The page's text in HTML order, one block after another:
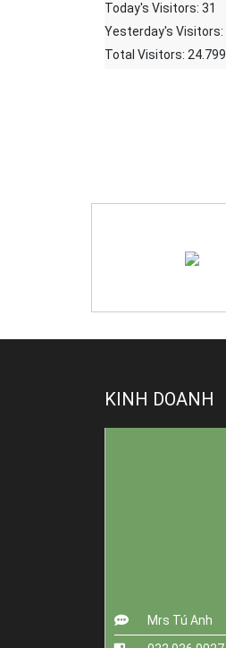
Today's Visitors: 31
Yesterday's Visitors:
Total Visitors: 24.799
KINH DOANH
Mrs Tú Anh